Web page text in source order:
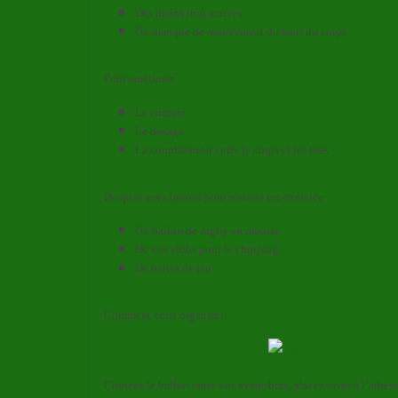
Des mains trop actives
Un manque de mouvement du haut du corps
Pour améliorer :
Le contact
Le dosage
La coordination entre le corps et les bras
De quoi avez besoin pour réaliser cet exercice :
Un ballon de rugby en mousse
De vos clubs pour le chipping
De balles de jeu
Comment vous organiser:
Coincez le ballon entre vos avant-bras, placez-vous à